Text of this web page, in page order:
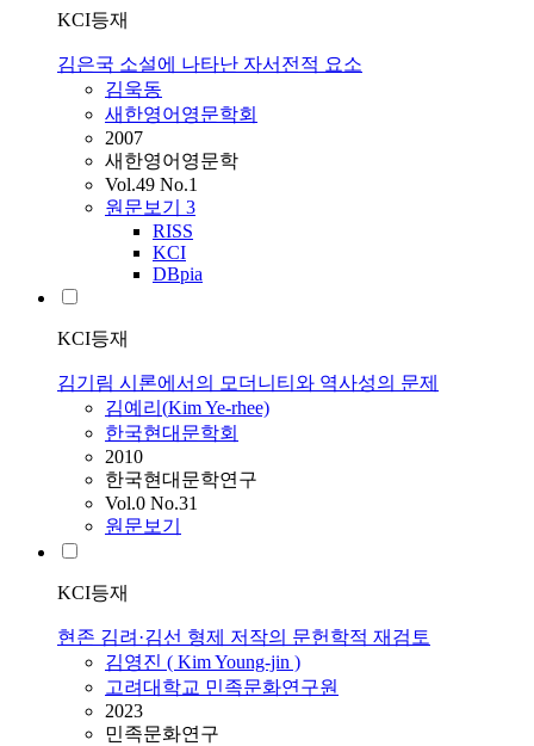
KCI등재
김은국 소설에 나타난 자서전적 요소
김욱동
새한영어영문학회
2007
새한영어영문학
Vol.49 No.1
원문보기 3
RISS
KCI
DBpia
KCI등재
김기림 시론에서의 모더니티와 역사성의 문제
김예리(KimYe-rhee)
한국현대문학회
2010
한국현대문학연구
Vol.0 No.31
원문보기
KCI등재
현존 김려·김선 형제 저작의 문헌학적 재검토
김영진 ( KimYoung-jin )
고려대학교 민족문화연구원
2023
민족문화연구